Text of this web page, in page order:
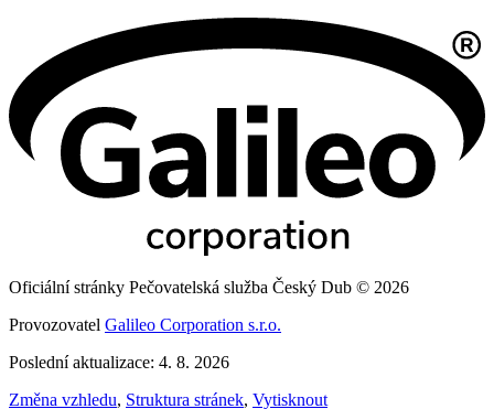
Oficiální stránky Pečovatelská služba Český Dub © 2026
Provozovatel Galileo Corporation s.r.o.
Poslední aktualizace: 4. 8. 2026
Změna vzhledu, Struktura stránek, Vytisknout